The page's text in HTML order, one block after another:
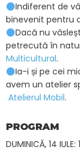
Indiferent de
binevenit pentru
Dacă nu
petrecută în
Multicultural.
Ia-i și pe cei
avem un atelier
Atelierul Mobil.
PROGRAM
DUMINICĂ, 14